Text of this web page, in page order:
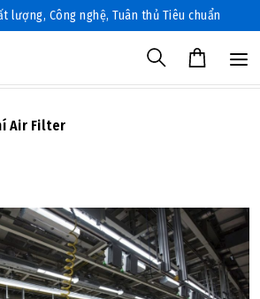
lượng, Công nghệ, Tuân thủ Tiêu chuẩn
Air Filter